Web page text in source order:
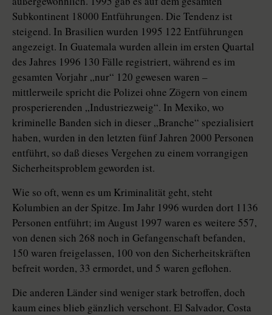
Subkontinent 18000 Entführungen. Die Tendenz ist
steigend. In Brasilien wurden 1995 122 Entführungen
angezeigt. In Guatemala wurden allein im ersten Quartal
des Jahres 1996 130 Fälle registriert, während es im
gesamten Vorjahr „nur“ 120 gewesen waren –
mittlerweile spricht die Polizei ohne Zögern von einem
prosperierenden „Industriezweig“. In Mexiko, wo
kriminelle Banden sich in dieser „Branche“ spezialisiert
haben, wurden in den letzten fünf Jahren 2000 Personen
entführt, so daß dieses Vergehen zu einem vorrangigen
Sicherheitsproblem geworden ist.
Wie so oft, wenn es um Kriminalität geht, steht
Kolumbien an der Spitze. Im Jahr 1996 wurden dort 1136
Personen entführt; im August 1997 waren es weitere 557,
von denen sich 268 noch in Gefangenschaft befanden,
150 waren freigelassen, 100 von den Sicherheitskräften
befreit worden, 33 ermordet, und 5 waren geflohen.
Die anderen Länder sind weniger stark betroffen, doch
kaum eines blieb gänzlich verschont. El Salvador, Costa